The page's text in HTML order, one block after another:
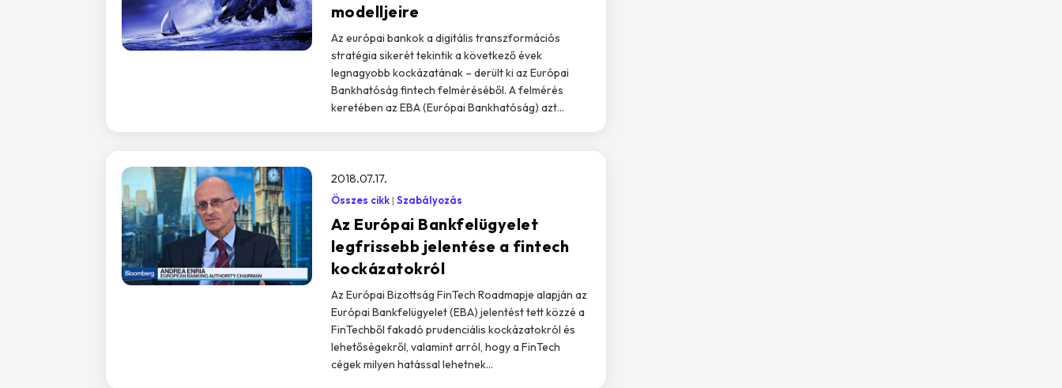
modelljeire
Az európai bankok a digitális transzformációs
stratégia sikerét tekintik a következő évek
legnagyobb kockázatának – derült ki az Európai
Bankhatóság fintech felméréséből. A felmérés
keretében az EBA (Európai Bankhatóság) azt...
Az Európai Bankfelügyelet
legfrissebb jelentése a fintech
kockázatokról
2018.07.17.
Összes cikk Szabályozás
Az Európai Bizottság FinTech Roadmapje alapján az
Európai Bankfelügyelet (EBA) jelentést tett közzé a
FinTechből fakadó prudenciális kockázatokról és
lehetőségekről, valamint arról, hogy a FinTech
cégek milyen hatással lehetnek...